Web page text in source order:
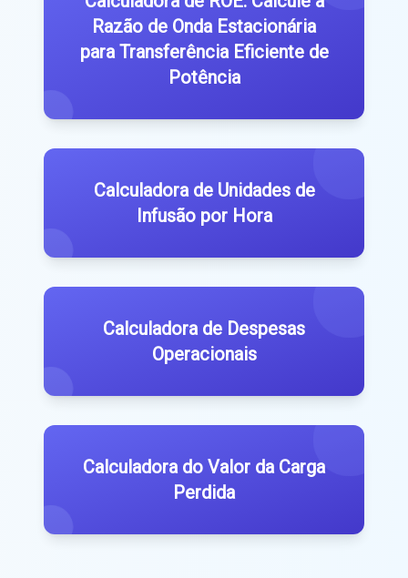
Razão de Onda Estacionária
para Transferência Eficiente de
Potência
Calculadora de Unidades de
Infusão por Hora
Calculadora de Despesas
Operacionais
Calculadora do Valor da Carga
Perdida